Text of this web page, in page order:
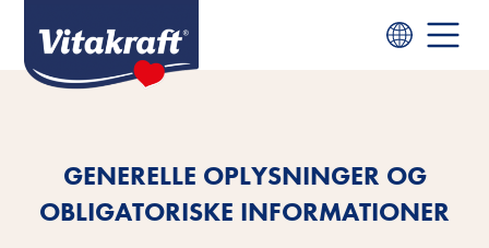
GENERELLE OPLYSNINGER OG
OBLIGATORISKE INFORMATIONER